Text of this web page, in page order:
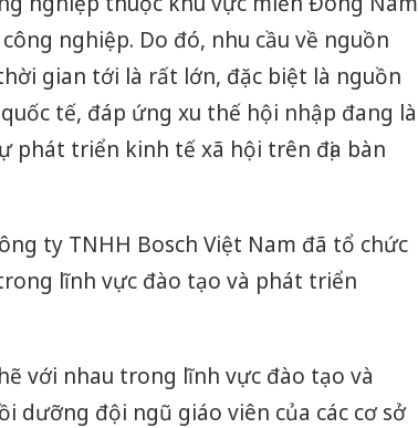
nghiệp. Do đó, nhu cầu về nguồn
gian tới là rất lớn, đặc biệt là nguồn
tế, đáp ứng xu thế hội nhập đang là
phát triển kinh tế xã hội trên địa bàn
ty TNHH Bosch Việt Nam đã tổ chức
lĩnh vực đào tạo và phát triển
với nhau trong lĩnh vực đào tạo và
dưỡng đội ngũ giáo viên của các cơ sở